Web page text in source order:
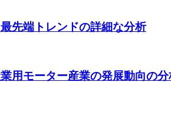
先端トレンドの詳細な分析
用モーター産業の発展動向の分